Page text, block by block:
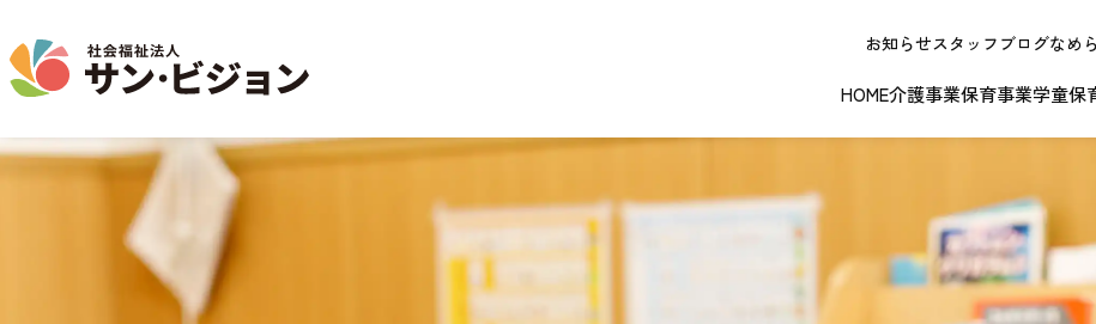
お知らせスタッフブログなめ
HOME介護事業
介護事業
保育事業
保育事業
学童保
学童保育事業
法人について
法人の取り組み
お問い合わせ NEW